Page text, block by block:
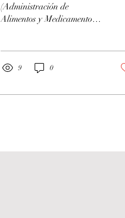
(Administración de
Alimentos y Medicamentos)
que el uso correcto de todos
comercializados está
autorizado condones
9 0